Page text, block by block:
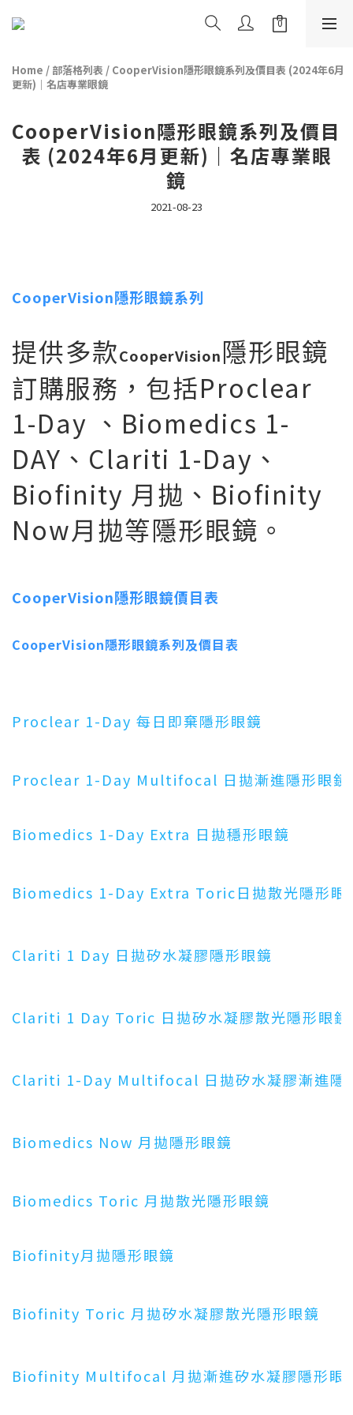
Home / 部落格列表 / CooperVision隱形眼鏡系列及價目表 (2024年6月
更新)｜名店專業眼鏡
CooperVision隱形眼鏡系列及價目
表 (2024年6月更新)｜名店專業眼
鏡
2021-08-23
CooperVision隱形眼鏡系列
提供多款CooperVision隱形眼鏡
訂購服務，包括Proclear
1-Day 、Biomedics 1-
DAY、Clariti 1-Day、
Biofinity 月拋、Biofinity
Now月拋等隱形眼鏡。
CooperVision隱形眼鏡價目表
CooperVision隱形眼鏡系列及價目表
Proclear 1-Day 每日即棄隱形眼鏡
Proclear 1-Day Multifocal 日拋漸進隱形眼鏡
Biomedics 1-Day Extra 日拋穩形眼鏡
Biomedics 1-Day Extra Toric日拋散光隱形眼
Clariti 1 Day 日拋矽水凝膠隱形眼鏡
Clariti 1 Day Toric 日拋矽水凝膠散光隱形眼鏡
Clariti 1-Day Multifocal 日拋矽水凝膠漸進隱
Biomedics Now 月拋隱形眼鏡
Biomedics Toric 月拋散光隱形眼鏡
Biofinity月拋隱形眼鏡
Biofinity Toric 月拋矽水凝膠散光隱形眼鏡
Biofinity Multifocal 月拋漸進矽水凝膠隱形眼